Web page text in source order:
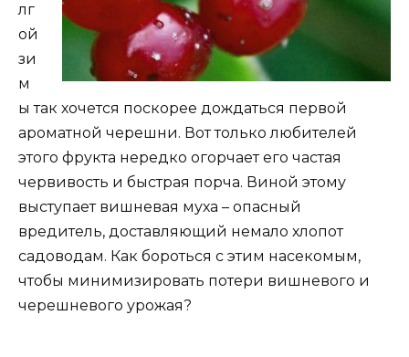
лг
ой
зи
м
ы так хочется поскорее дождаться первой
ароматной черешни. Вот только любителей
этого фрукта нередко огорчает его частая
червивость и быстрая порча. Виной этому
выступает вишневая муха – опасный
вредитель, доставляющий немало хлопот
садоводам. Как бороться с этим насекомым,
чтобы минимизировать потери вишневого и
черешневого урожая?